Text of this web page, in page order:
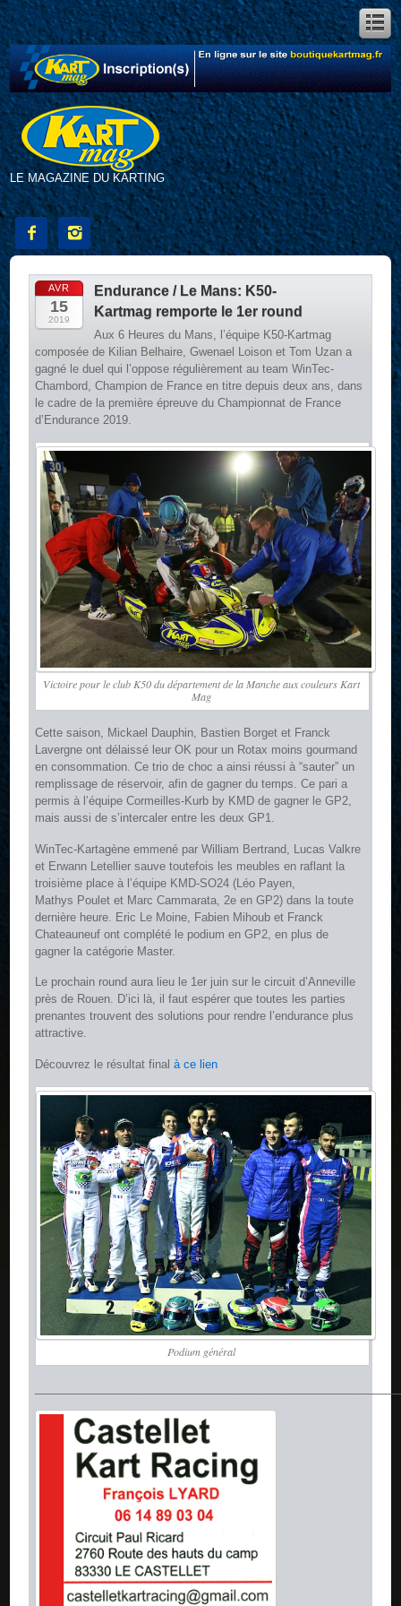
LE MAGAZINE DU KARTING
 
AVR
15
2019
Endurance / Le Mans: K50-
Kartmag remporte le 1er round
Aux 6 Heures du Mans, l’équipe K50-Kartmag
composée de Kilian Belhaire, Gwenael Loison et Tom Uzan a
gagné le duel qui l’oppose régulièrement au team WinTec-
Chambord, Champion de France en titre depuis deux ans, dans
le cadre de la première épreuve du Championnat de France
d’Endurance 2019.
Victoire pour le club K50 du département de la Manche aux couleurs Kart
Mag
Cette saison, Mickael Dauphin, Bastien Borget et Franck
Lavergne ont délaissé leur OK pour un Rotax moins gourmand
en consommation. Ce trio de choc a ainsi réussi à “sauter” un
remplissage de réservoir, afin de gagner du temps. Ce pari a
permis à l’équipe Cormeilles-Kurb by KMD de gagner le GP2,
mais aussi de s’intercaler entre les deux GP1.
WinTec-Kartagène emmené par William Bertrand, Lucas Valkre
et Erwann Letellier sauve toutefois les meubles en raflant la
troisième place à l’équipe KMD-SO24 (Léo Payen,
Mathys Poulet et Marc Cammarata, 2e en GP2) dans la toute
dernière heure. Eric Le Moine, Fabien Mihoub et Franck
Chateauneuf ont complété le podium en GP2, en plus de
gagner la catégorie Master.
Le prochain round aura lieu le 1er juin sur le circuit d’Anneville
près de Rouen. D’ici là, il faut espérer que toutes les parties
prenantes trouvent des solutions pour rendre l’endurance plus
attractive.
Découvrez le résultat finalà ce lien
Podium général